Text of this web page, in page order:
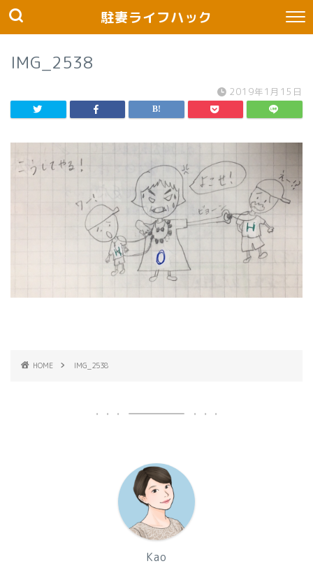
駐妻ライフハック
IMG_2538
2019年1月15日
HOME IMG_2538
Kao